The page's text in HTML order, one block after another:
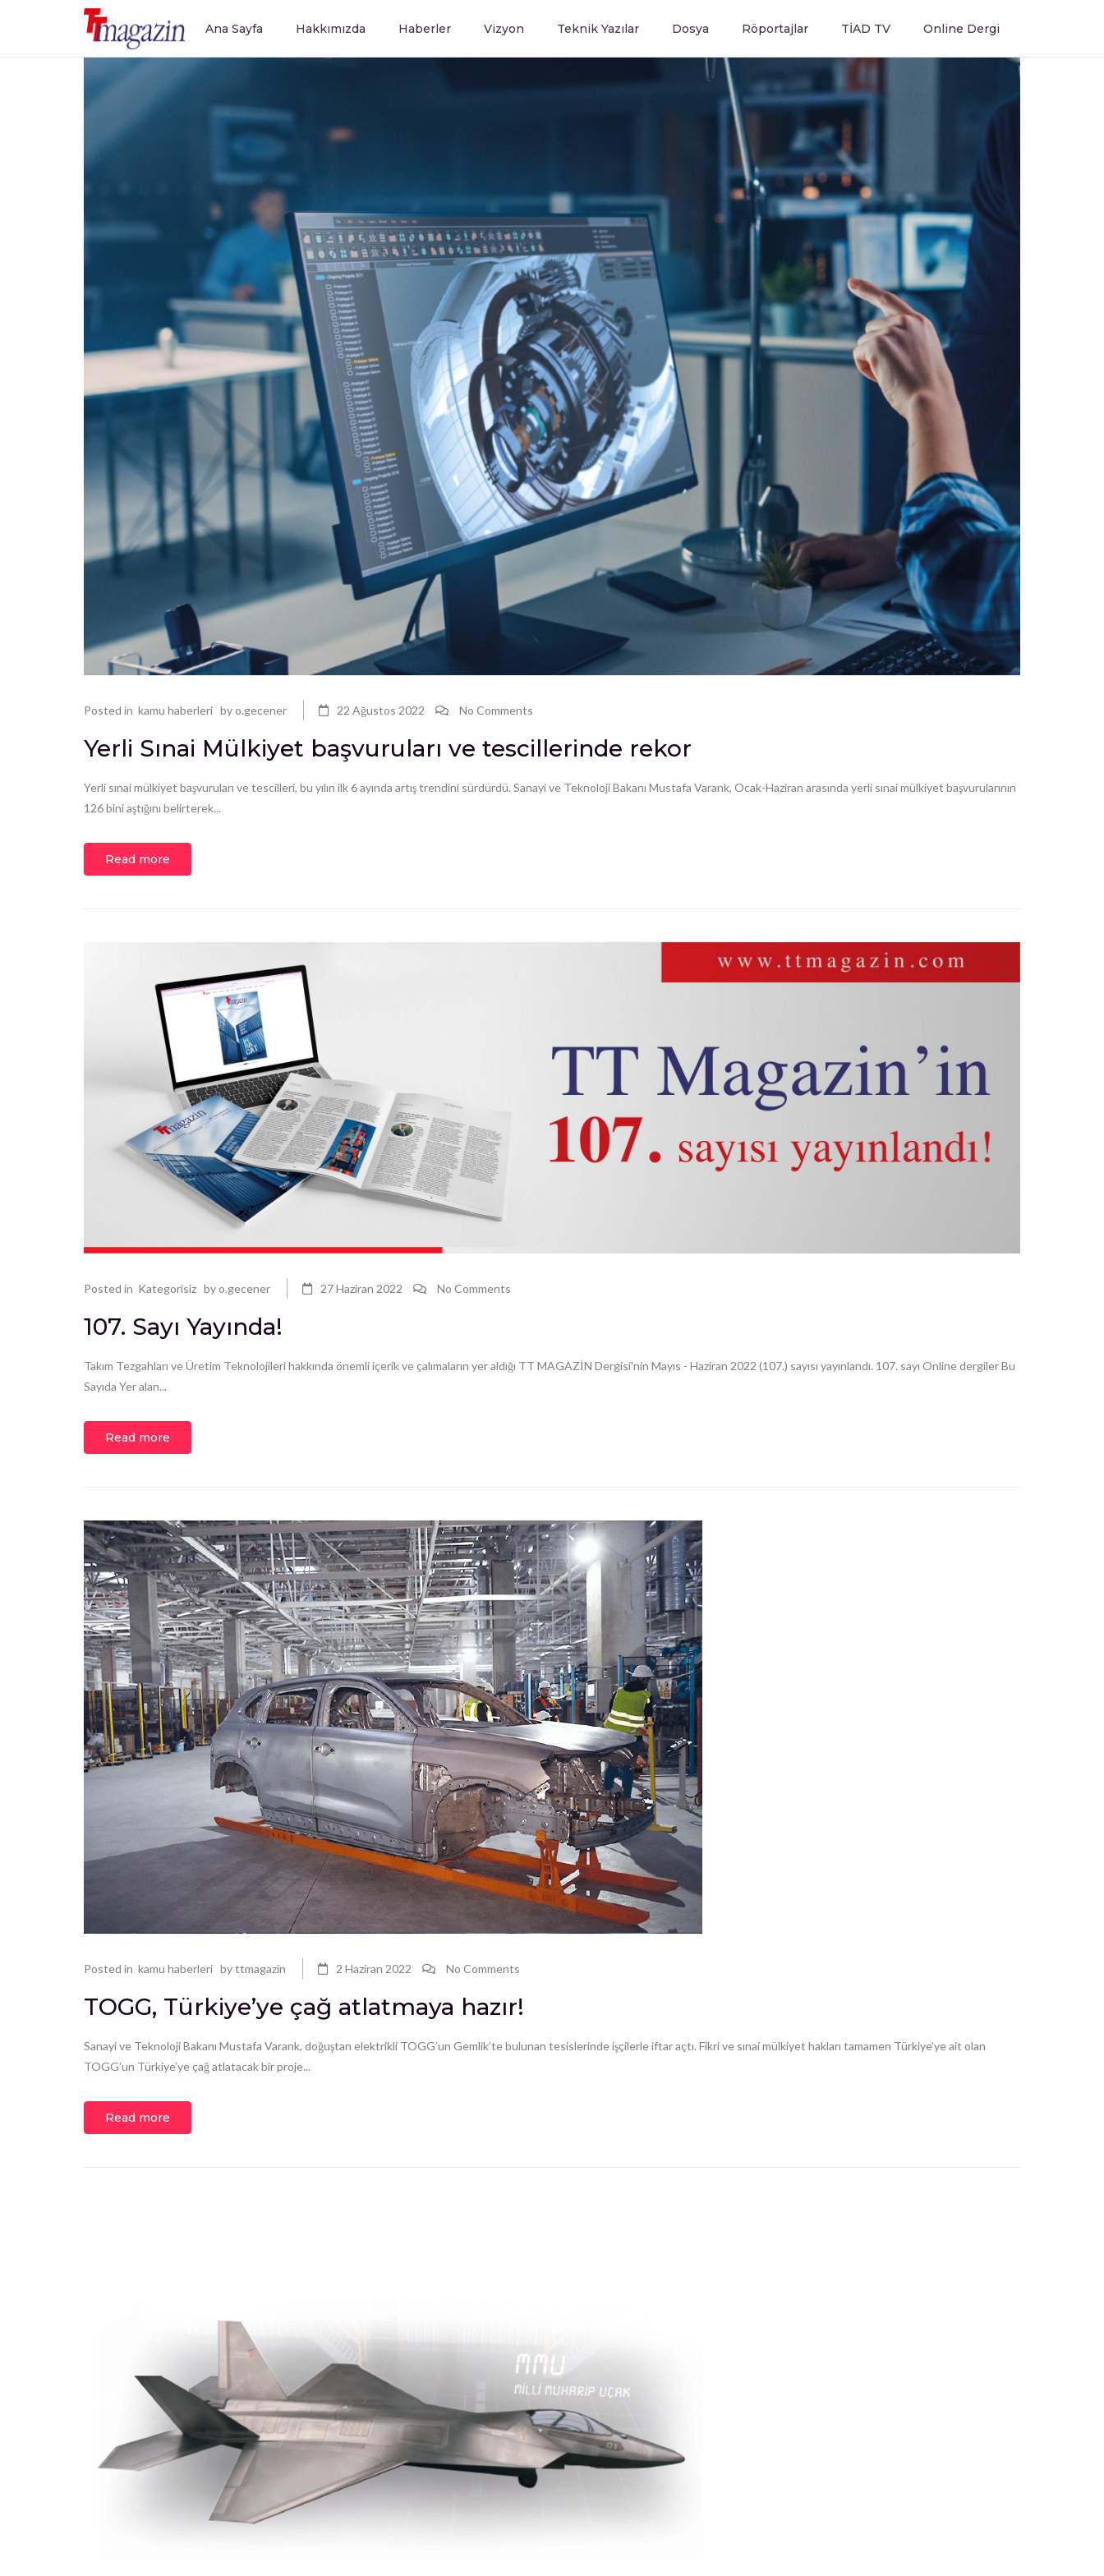
Ana Sayfa Hakkımızda Haberler Vizyon Teknik Yazılar Dosya Röportajlar TİAD TV Online Dergi
Posted in kamu haberleri byo.gecener 22 Ağustos 2022 No Comments
Yerli Sınai Mülkiyet başvuruları ve tescillerinde rekor
Yerli sınai mülkiyet başvuruları ve tescilleri, bu yılın ilk 6 ayında artış trendini sürdürdü. Sanayi ve Teknoloji Bakanı Mustafa Varank, Ocak-Haziran arasında yerli sınai mülkiyet başvurularının
126 bini aştığını belirterek...
Read more
Posted in Kategorisiz byo.gecener 27 Haziran 2022 No Comments
107. Sayı Yayında!
Takım Tezgahları ve Üretim Teknolojileri hakkında önemli içerik ve çalımaların yer aldığı TT MAGAZİN Dergisi'nin Mayıs - Haziran 2022 (107.) sayısı yayınlandı. 107. sayı Online dergiler Bu
Sayıda Yer alan...
Read more
Posted in kamu haberleri byttmagazin 2 Haziran 2022 No Comments
TOGG, Türkiye’ye çağ atlatmaya hazır!
Sanayi ve Teknoloji Bakanı Mustafa Varank, doğuştan elektrikli TOGG’un Gemlik’te bulunan tesislerinde işçilerle iftar açtı. Fikri ve sınai mülkiyet hakları tamamen Türkiye’ye ait olan
TOGG’un Türkiye’ye çağ atlatacak bir proje...
Read more